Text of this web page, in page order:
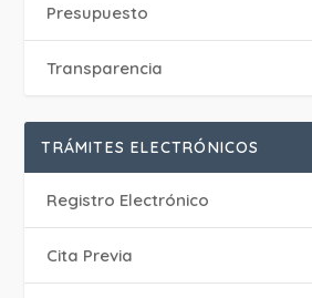
Presupuesto
Transparencia
TRÁMITES ELECTRÓNICOS
Registro Electrónico
Cita Previa